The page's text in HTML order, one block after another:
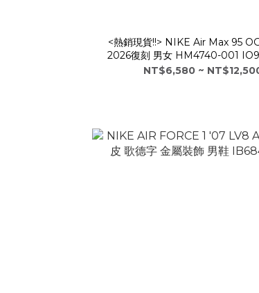
<熱銷現貨!!> NIKE Air Max 95
2026復刻 男女 HM4740-001
NT$6,580 ~